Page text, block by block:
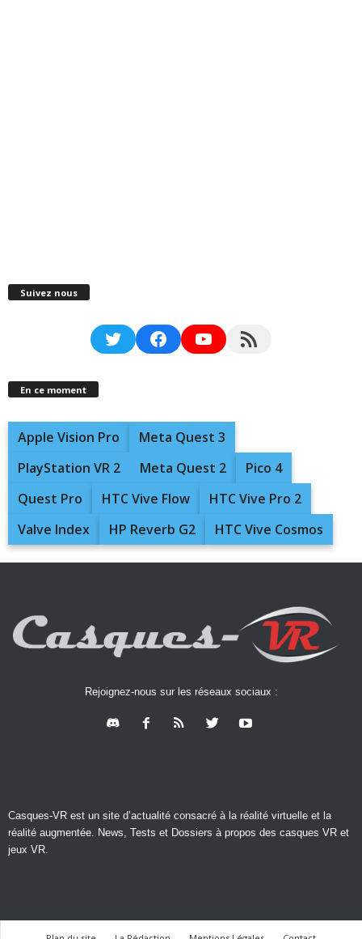
Suivez nous
TwitterFacebookYouTubeRSS Feed
En ce moment
Apple Vision Pro
Meta Quest 3
PlayStation VR 2
Meta Quest 2
Pico 4
Quest Pro
HTC Vive Flow
HTC Vive Pro 2
Valve Index
HP Reverb G2 HTC Vive Cosmos
Rejoignez-nous sur les réseaux sociaux :
Casques-VR est un site d’actualité consacré à la réalité virtuelle et la
réalité augmentée. News, Tests et Dossiers à propos des casques VR et
jeux VR.